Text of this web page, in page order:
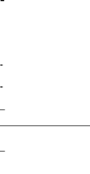
-
-
–
–